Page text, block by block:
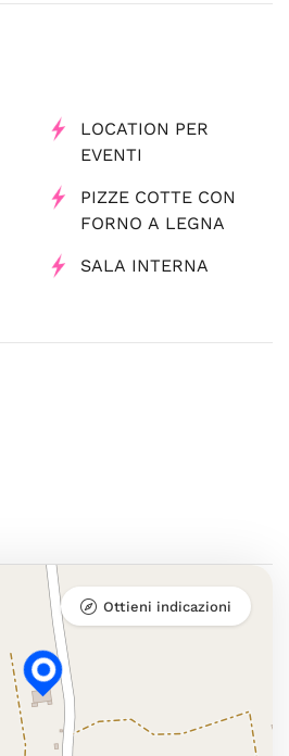
LOCATION PER
EVENTI
PIZZE COTTE CON
FORNO A LEGNA
SALA INTERNA
Ottieni indicazioni